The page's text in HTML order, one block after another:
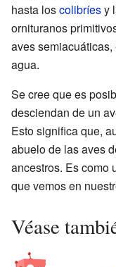
hasta loscolibríesy
ornituranos
aves
agua.
Se cree que es
desciendan de un
Esto significa que,
abuelo de las aves
ancestros. Es como
que vemos en
Véase